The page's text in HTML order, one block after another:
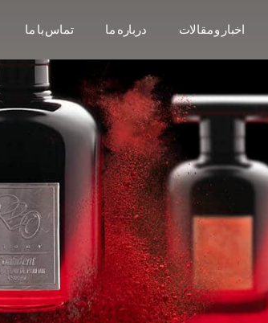
اخبار و مقالات درباره ما تماس با ما